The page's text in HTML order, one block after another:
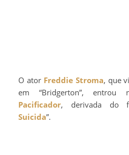
O ator Freddie Stroma, que
em “Bridgerton”, entrou
Pacificador, derivada do
Suicida”.